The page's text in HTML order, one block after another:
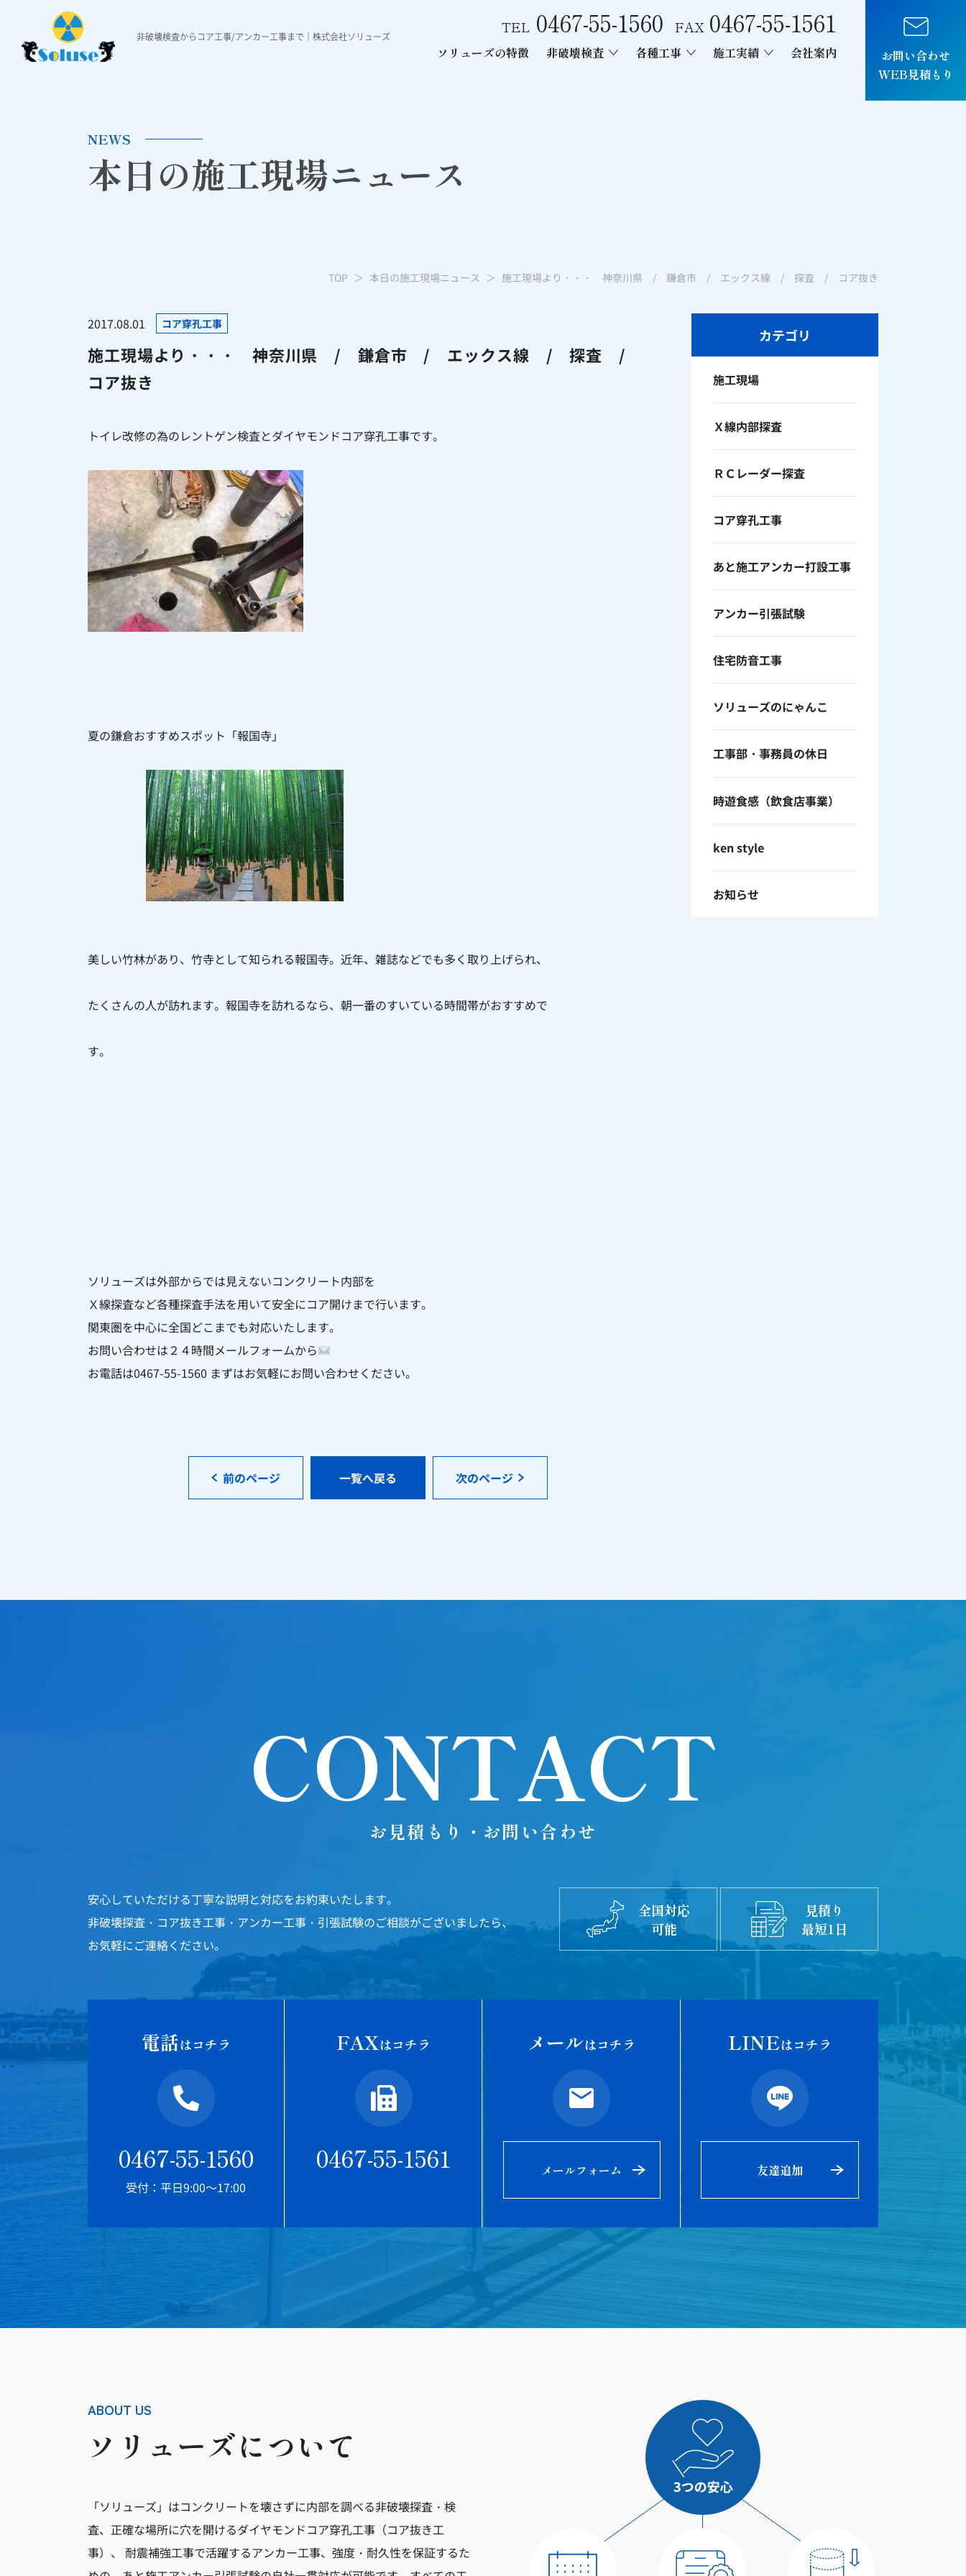
非破壊検査からコア工事/アンカー工事まで｜株式会社ソリューズ
TEL 0467-55-1560 FAX 0467-55-1561
ソリューズの特徴 非破壊検査 各種工事 施工実績 会社案内
お問い合わせ
WEB見積もり
NEWS
本日の施工現場ニュース
TOP 本日の施工現場ニュース 施工現場より・・・ 神奈川県 / 鎌倉市 / エックス線 / 探査 / コア抜き
カテゴリ
施工現場
Ｘ線内部探査
ＲＣレーダー探査
コア穿孔工事
あと施工アンカー打設工事
アンカー引張試験
住宅防音工事
ソリューズのにゃんこ
工事部・事務員の休日
時遊食感（飲食店事業）
ken style
お知らせ
2017.08.01 コア穿孔工事
施工現場より・・・ 神奈川県 / 鎌倉市 / エックス線 / 探査 /
コア抜き
トイレ改修の為のレントゲン検査とダイヤモンドコア穿孔工事です。
夏の鎌倉おすすめスポット「報国寺」
美しい竹林があり、竹寺として知られる報国寺。近年、雑誌などでも多く取り上げられ、
たくさんの人が訪れます。報国寺を訪れるなら、朝一番のすいている時間帯がおすすめで
す。
ソリューズは外部からでは見えないコンクリート内部を
Ｘ線探査など各種探査手法を用いて安全にコア開けまで行います。
関東圏を中心に全国どこまでも対応いたします。
お問い合わせは２４時間メールフォームから
お電話は0467-55-1560 まずはお気軽にお問い合わせください。
前のページ 一覧へ戻る 次のページ
CONTACT
お見積もり・お問い合わせ
安心していただける丁寧な説明と対応をお約束いたします。
非破壊探査・コア抜き工事・アンカー工事・引張試験のご相談がございましたら、
お気軽にご連絡ください。
全国対応
可能
見積り
最短1日
電話はコチラ
0467-55-1560
受付：平日9:00～17:00
FAXはコチラ
0467-55-1561
メールはコチラ
メールフォーム
LINEはコチラ
友達追加
ABOUT US
ソリューズについて
「ソリューズ」はコンクリートを壊さずに内部を調べる非破壊探査・検
査、正確な場所に穴を開けるダイヤモンドコア穿孔工事（コア抜き工
事）、 耐震補強工事で活躍するアンカー工事、強度・耐久性を保証するた